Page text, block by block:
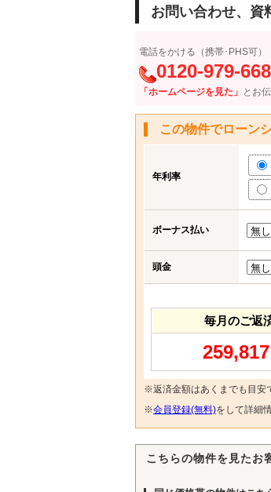
お問い合わせ、資
電話をかける（携帯･PHS可）
0120-979-668
「ホームページを見た」 とお
この物件でローン
年利率
ボーナス払い
頭金
毎月のご返
※返済金額はあくまでも目安
※会員登録(無料)をして詳細
こちらの物件を見たお